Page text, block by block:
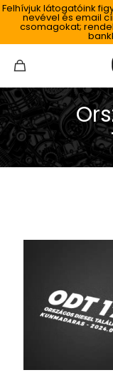
Felhívjuk látogatóink
nevével és email
csomagokat;